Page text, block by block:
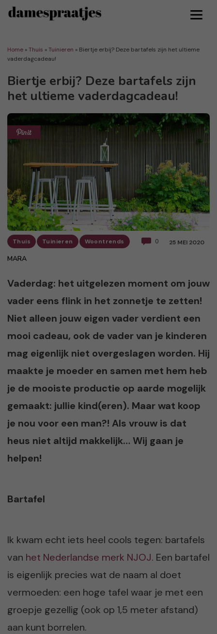
Home »Thuis »Tuinieren » Biertje erbij? Deze bartafels zijn het ultieme
vaderdagcadeau!
Biertje erbij? Deze bartafels zijn
het ultieme vaderdagcadeau!
Thuis Tuinieren Woontrends 0 25 MEI 2020
MARA
Vaderdag: het uitgelezen moment om jouw
vader eens flink in het zonnetje te zetten!
Niet alleen jouw eigen vader verdient een
mooi cadeau, ook de vader van je kinderen
mag eigenlijk niet overgeslagen worden. Hij
maakte je moeder en samen met hem heb
je de mooiste productie op aarde mogelijk
gemaakt: jullie kind(eren). Maar wat koop
je nou voor een man?! Als vrouw is dat
heus niet altijd makkelijk… Wij gaan je
helpen!
Bartafel
Ik kwam echt iets heel cools tegen: bartafels
van het Nederlandse merk NJOJ. Een bartafel
is eigenlijk precies wat de naam al doet
vermoeden: een hoge tafel waar je met een
groepje gezellig (ook op 1,5 meter afstand)
aan kunt borrelen.